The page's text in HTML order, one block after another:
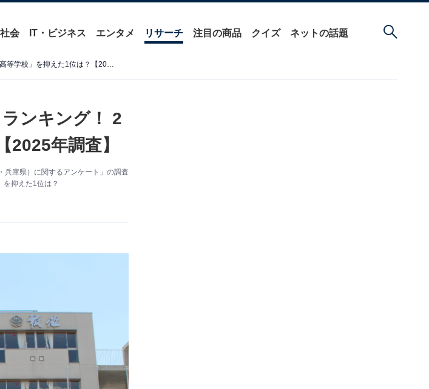
社会 IT・ビジネス エンタメ リサーチ 注目の商品 クイズ ネットの話題
文武両道だと思う「兵庫県の私立進学校」ランキング！ 2位「報徳学園高等学校」を抑えた1位は？【2025年調査】
ンキング！ 2
年調査】
兵庫県）に関するアンケート」の調査
抑えた1位は？